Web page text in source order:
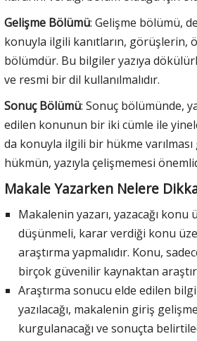
Gelişme Bölümü: Gelişme bölümü,
konuyla ilgili kanıtların, görüşlerin,
bölümdür. Bu bilgiler yazıya
ve resmi bir dil kullanılmalıdır.
Sonuç Bölümü: Sonuç bölümünde,
edilen konunun bir iki cümle ile
da konuyla ilgili bir hükme
hükmün, yazıyla çelişmemesi
Makale Yazarken Nelere
Makalenin yazarı, yazacağı konu
düşünmeli, karar verdiği konu
araştırma yapmalıdır. Konu,
birçok güvenilir kaynaktan
Araştırma sonucu elde edilen
yazılacağı, makalenin giriş
kurgulanacağı ve sonuçta